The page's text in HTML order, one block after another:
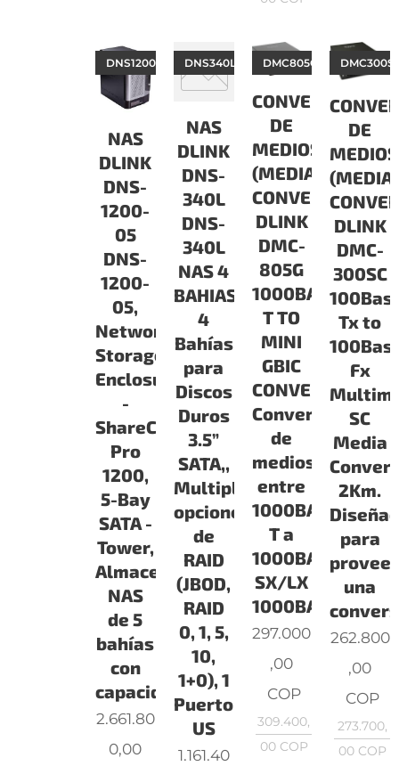
NAS
DLINK
DNS-
1200-
05
DNS-
1200-
05,
Network
Storage
Enclosure
-
ShareCenter
Pro
1200,
5-Bay
SATA -
Tower,
Almacenamiento
NAS
de 5
bahías
con
capacidad
DNS120005
2.661.80
0,00
NAS
DLINK
DNS-
340L
DNS-
340L
NAS 4
BAHIAS.
4
Bahías
para
Discos
Duros
3.5”
SATA,,
Multiples
opciones
de
RAID
(JBOD,
RAID
0, 1, 5,
10,
1+0), 1
Puerto
US
DNS340L
1.161.40
CONVERSOR
DE
MEDIOS
(MEDIA
CONVERTER)
DLINK
DMC-
805G
1000BASE-
T TO
MINI
GBIC
CONVERSOR,
Conversión
de
medios
entre
1000BASE-
T a
1000BASE-
SX/LX
1000BAS
DMC805G
297.000
,00
COP
309.400,
00COP
DE
MEDIOS
(MEDIA
DLINK
DMC-
300SC
Tx to
Fx
SC
Media
2Km.
para
proveer
una
262.800
,00
COP
273.700,
00COP